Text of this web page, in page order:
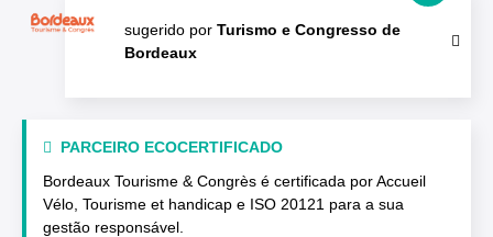
sugerido por Turismo e Congresso de
Bordeaux
PARCEIRO ECOCERTIFICADO
Bordeaux Tourisme & Congrès é certificada por Accueil
Vélo, Tourisme et handicap e ISO 20121 para a sua
gestão responsável.